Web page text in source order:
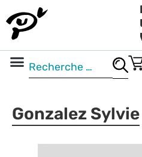
Gonzalez Sylvie